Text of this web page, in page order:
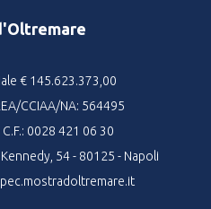
€ 145.623.373,00
CCIAA/NA: 564495
0028 421 06 30
Kennedy, 54 - 80125 - Napoli